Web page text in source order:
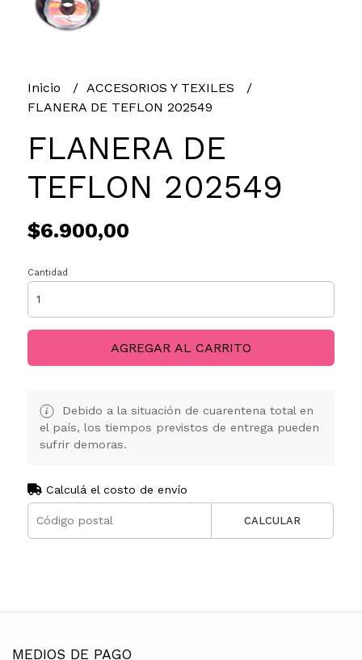
Inicio
ACCESORIOS Y TEXILES
FLANERA DE TEFLON 202549
FLANERA DE
TEFLON 202549
$6.900,00
Cantidad
AGREGAR AL CARRITO
Debido a la situación de cuarentena total en
el país, los tiempos previstos de entrega pueden
sufrir demoras.
Calculá el costo de envío
CALCULAR
MEDIOS DE PAGO